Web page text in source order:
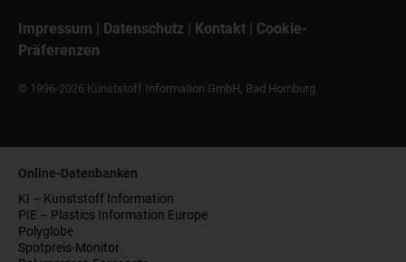
Impressum | Datenschutz | Kontakt | Cookie-
Präferenzen
© 1996-2026 Kunststoff Information GmbH, Bad Homburg
Online-Datenbanken
KI – Kunststoff Information
PIE – Plastics Information Europe
Polyglobe
Spotpreis-Monitor